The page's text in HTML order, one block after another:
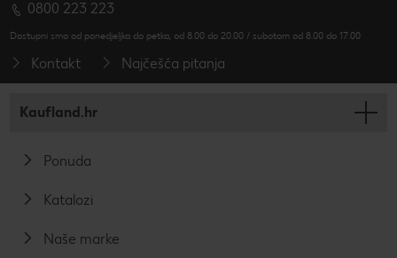
0800 223 223
Dostupni smo od ponedjeljka do petka, od 8.00 do 20.00 / subotom od 8.00 do 17.00
Kontakt Najčešća pitanja
Kaufland.hr
Ponuda
Katalozi
Naše marke